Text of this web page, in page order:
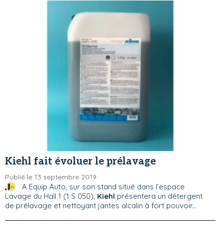
Kiehl fait évoluer le prélavage
Publié le 13 septembre 2019
A Equip Auto, sur son stand situé dans l’espace
Lavage du Hall 1 (1 S 050), Kiehl présentera un détergent
de prélavage et nettoyant jantes alcalin à fort pouvoir...